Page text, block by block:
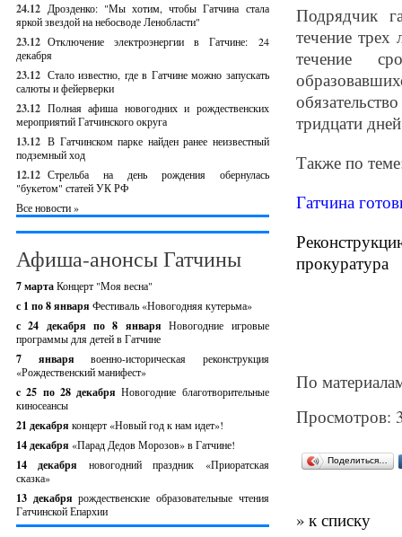
24.12 Дрозденко: "Мы хотим, чтобы Гатчина стала
яркой звездой на небосводе Ленобласти"
23.12 Отключение электроэнергии в Гатчине: 24
декабря
23.12 Стало известно, где в Гатчине можно запускать
салюты и фейерверки
23.12 Полная афиша новогодних и рождественских
мероприятий Гатчинского округа
13.12 В Гатчинском парке найден ранее неизвестный
подземный ход
12.12 Стрельба на день рождения обернулась
"букетом" статей УК РФ
Все новости »
Афиша-анонсы Гатчины
7 мартаКонцерт "Моя весна"
с 1 по 8 января Фестиваль «Новогодняя кутерьма»
с 24 декабря по 8 январяНовогодние игровые
программы для детей в Гатчине
7 январявоенно-историческая реконструкция
«Рождественский манифест»
c 25 по 28 декабряНовогодние благотворительные
киносеансы
21 декабря концерт «Новый год к нам идет»!
14 декабря «Парад Дедов Морозов» в Гатчине!
14 декабря новогодний праздник «Приоратская
сказка»
13 декабрярождественские образовательные чтения
Гатчинской Епархии
Подрядчик
течение
течение
тридцати
Также по
Гатчина
прокуратура
По
Просмотров:
Поделиться…
» к списку